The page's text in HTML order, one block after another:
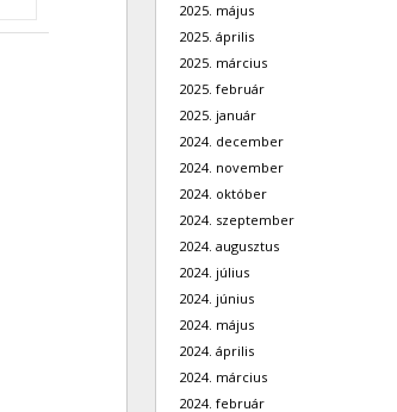
2025. május
2025. április
2025. március
2025. február
2025. január
2024. december
2024. november
2024. október
2024. szeptember
2024. augusztus
2024. július
2024. június
2024. május
2024. április
2024. március
2024. február